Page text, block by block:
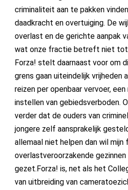
criminaliteit aan te pakken
daadkracht en overtuiging. De
overlast en de gerichte aanpak
wat onze fractie betreft niet
Forza! stelt daarnaast voor om
grens gaan uiteindelijk vrijheden
reizen per openbaar vervoer,
instellen van gebiedsverboden.
verder dat de ouders van
jongere zelf aansprakelijk
allemaal niet helpen dan wil
overlastveroorzakende gezinnen
gezet.Forza! is, net als het
van uitbreiding van